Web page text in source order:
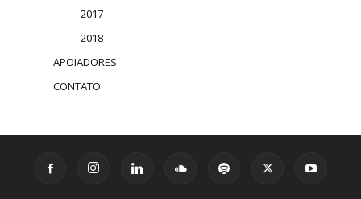
2017
2018
APOIADORES
CONTATO